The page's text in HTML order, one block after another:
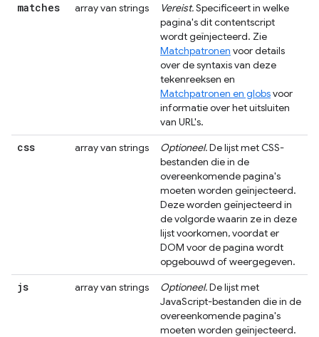
matches array van strings Vereist.Specificeert in welke
pagina's dit contentscript
wordt geïnjecteerd. Zie
Matchpatronen voor details
over de syntaxis van deze
tekenreeksen en
Matchpatronen en globsvoor
informatie over het uitsluiten
van URL's.
css array van strings Optioneel.De lijst met CSS-
bestanden die in de
overeenkomende pagina's
moeten worden geïnjecteerd.
Deze worden geïnjecteerd in
de volgorde waarin ze in deze
lijst voorkomen, voordat er
DOM voor de pagina wordt
opgebouwd of weergegeven.
js array van strings Optioneel.De lijst met
JavaScript-bestanden die in de
overeenkomende pagina's
moeten worden geïnjecteerd.